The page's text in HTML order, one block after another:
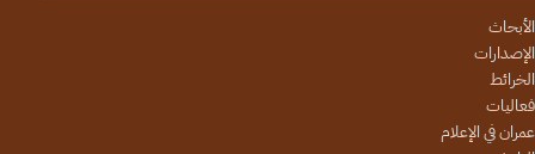
الأبحاث
الإصدارات
الخرائط
فعاليات
عمران في الإعلام